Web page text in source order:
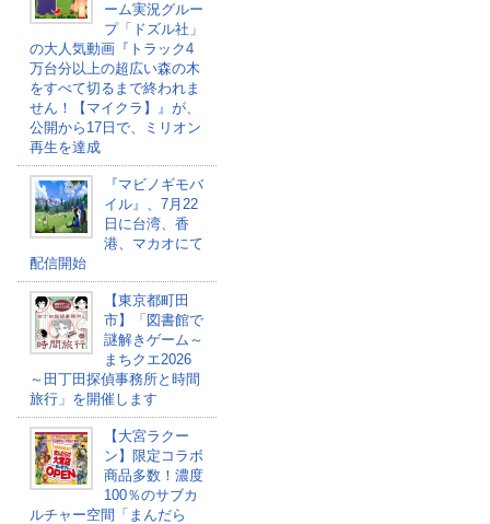
ーム実況グルー
プ「ドズル社」
の大人気動画『トラック4
万台分以上の超広い森の木
をすべて切るまで終われま
せん！【マイクラ】』が、
公開から17日で、ミリオン
再生を達成
『マビノギモバ
イル』、7月22
日に台湾、香
港、マカオにて
配信開始
【東京都町田
市】「図書館で
謎解きゲーム～
まちクエ2026
～田丁田探偵事務所と時間
旅行」を開催します
【大宮ラクー
ン】限定コラボ
商品多数！濃度
100％のサブカ
ルチャー空間「まんだら